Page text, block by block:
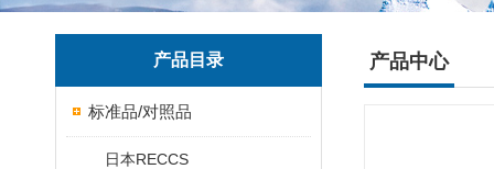
产品目录
标准品/对照品
日本RECCS
产品中心